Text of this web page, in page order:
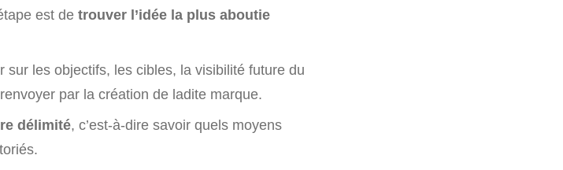
est de trouver l’idée la plus aboutie
sur les objectifs, les cibles, la visibilité future du
par la création de ladite marque.
délimité, c’est-à-dire savoir quels moyens